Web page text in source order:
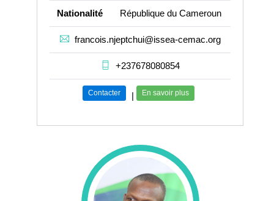
Nationalité
République du Cameroun
francois.njeptchui@issea-cemac.org
+237678080854
Contacter | En savoir plus